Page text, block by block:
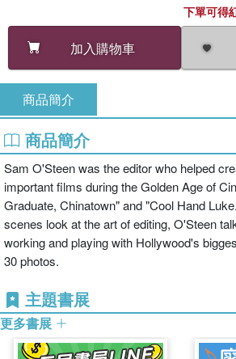
加入購物車
下單可得
商品簡介
商品簡介
Sam O'Steen was the editor who helped
important films during the Golden Age of
Graduate, Chinatown" and "Cool Hand
scenes look at the art of editing, O'Steen
working and playing with Hollywood's
30 photos.
主題書展
更多書展